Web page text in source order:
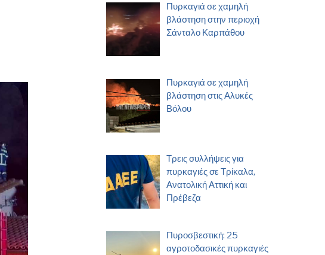
Πυρκαγιά σε χαμηλή
βλάστηση στην περιοχή
Σάνταλο Καρπάθου
Πυρκαγιά σε χαμηλή
βλάστηση στις Αλυκές
Βόλου
Τρεις συλλήψεις για
πυρκαγιές σε Τρίκαλα,
Ανατολική Αττική και
Πρέβεζα
Πυροσβεστική: 25
αγροτοδασικές πυρκαγιές